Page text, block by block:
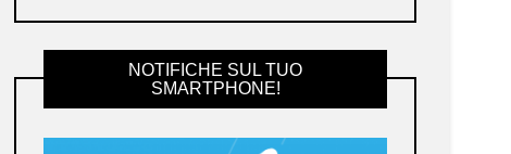
NOTIFICHE SUL TUO
SMARTPHONE!